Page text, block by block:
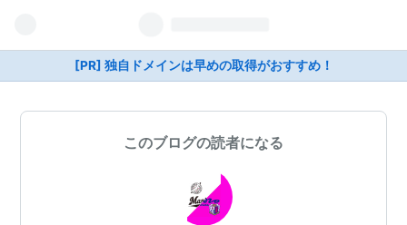
[PR] 独自ドメインは早めの取得がおすすめ！
このブログの読者になる